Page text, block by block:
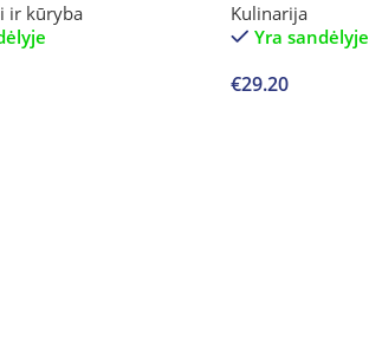
ir kūryba
Kulinarija
Yra sandėlyje
€29.20